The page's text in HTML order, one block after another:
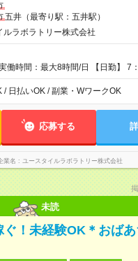
与に、本採用時と異なる部分があ
と同じです。 給与：時給 1,140円
五井（最寄り駅：五井駅）
ルラボラトリー株式会社
働時間：最大8時間/日 【日勤】 7
憩時間は法定通り） ※週1日～OK ／ 夜勤
日勤務）
/ 日払いOK / 副業・WワークOK
応募する
業名 ユースタイルラボラトリー株式会社
未読
！未経験OK＊おば